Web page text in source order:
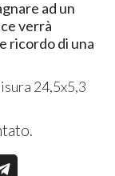
ad un
verrà
ricordo di una
24,5x5,3